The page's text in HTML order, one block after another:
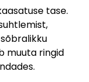
tase.
muuta ringid